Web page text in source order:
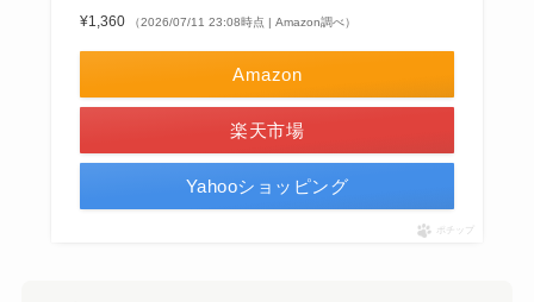
¥1,360 （2026/07/11 23:08時点 | Amazon調べ）
Amazon
楽天市場
Yahooショッピング
ポチップ